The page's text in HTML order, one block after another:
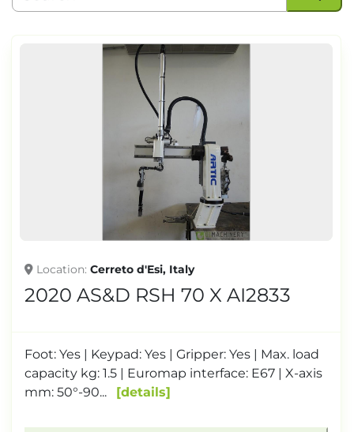
MODEL:
Location Cerreto d'Esi, Italy
2020 AS&D RSH 70 X AI2833
Foot: Yes | Keypad: Yes | Gripper: Yes | Max. load
capacity kg: 1.5 | Euromap interface: E67 | X-axis
mm: 50°-90...
details